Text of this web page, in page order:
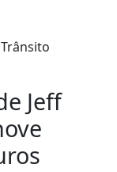
Trânsito
Jeff